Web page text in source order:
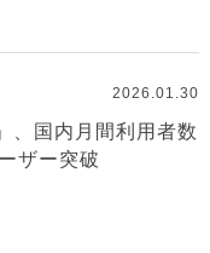
2026.01.30
、国内月間利用者数
ザー突破